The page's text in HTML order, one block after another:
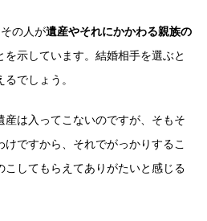
の人が遺産やそれにかかわる親族の
を示しています。結婚相手を選ぶと
でしょう。
産は入ってこないのですが、そもそ
ですから、それでがっかりするこ
こしてもらえてありがたいと感じる